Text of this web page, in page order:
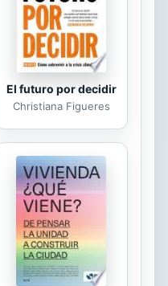
hoy será de gran
juicios de entonces,
para...
El futuro por decidir
Christiana Figueres